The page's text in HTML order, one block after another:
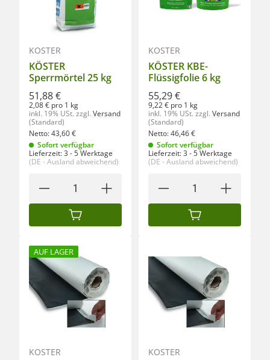
KÖSTER
KÖSTER
Sperrmörtel 25 kg
51,88 €
2,08 € pro 1 kg
inkl. 19% USt. zzgl. Versand
(Standard)
Netto:43,60€
Sofort verfügbar
Lieferzeit:3 - 5 Werktage
(DE - Ausland abweichend)
IN DEN WARENKORB
KÖSTER
KÖSTER KBE-
Flüssigfolie 6 kg
55,29 €
9,22 € pro 1 kg
inkl. 19% USt. zzgl. Versand
(Standard)
Netto:46,46€
Sofort verfügbar
Lieferzeit:3 - 5 Werktage
(DE - Ausland abweichend)
IN DEN WARENKORB
AUF LAGER
KÖSTER KÖSTER